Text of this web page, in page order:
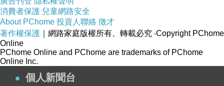
消費者保護 兒童網路安全
About PChome 投資人聯絡 徵才
著作權保護 ｜網路家庭版權所有、轉載必究 ‧Copyright PChome
Online
PChome Online and PChome are trademarks of PChome
Online Inc.
個人新聞台